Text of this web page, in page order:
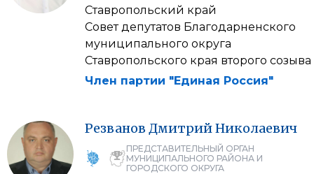
Ставропольский край
Совет депутатов Благодарненского
муниципального округа
Ставропольского края второго созыва
Член партии "Единая Россия"
Резванов ДмитрийНиколаевич
ПРЕДСТАВИТЕЛЬНЫЙ ОРГАН
МУНИЦИПАЛЬНОГО РАЙОНА И
ГОРОДСКОГО ОКРУГА